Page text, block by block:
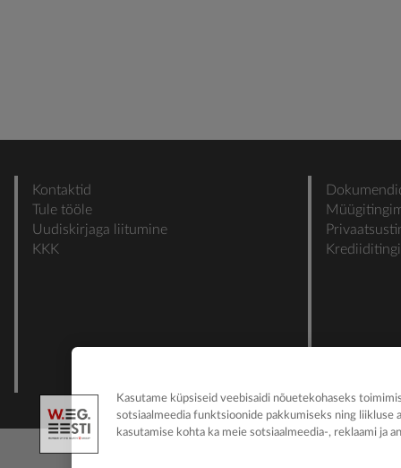
Kontaktid
Tule tööle
Uudiskirjaga liitumine
KKK
Kasutame küpsiseid veebisaidi nõuetekohaseks
sotsiaalmeedia funktsioonide pakkumiseks ning liikluse
kasutamise kohta ka meie sotsiaalmeedia-, reklaami ja